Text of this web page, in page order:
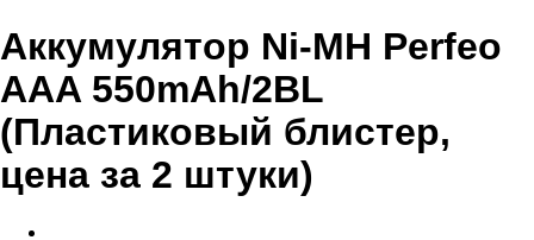
Аккумулятор Ni-MH Perfeo
AAA 550mAh/2BL
(Пластиковый блистер,
цена за 2 штуки)